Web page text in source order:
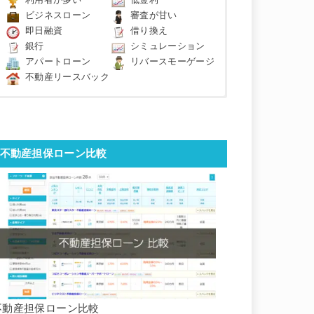
ビジネスローン
審査が甘い
即日融資
借り換え
銀行
シミュレーション
アパートローン
リバースモーゲージ
不動産リースバック
不動産担保ローン比較
動産担保ローン比較